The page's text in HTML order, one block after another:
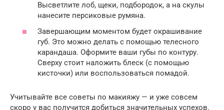
Высветлите лоб, щеки, подбородок, а на скулы
нанесите персиковые румяна.
Завершающим моментом будет окрашивание
губ. Это можно делать с помощью телесного
карандаша. Оформите ваши губы по контуру.
Сверху стоит наложить блеск (с помощью
кисточки) или воспользоваться помадой.
Учитывайте все советы по макияжу — и уже совсем
скоро у вас получится добиться значительных успехов.